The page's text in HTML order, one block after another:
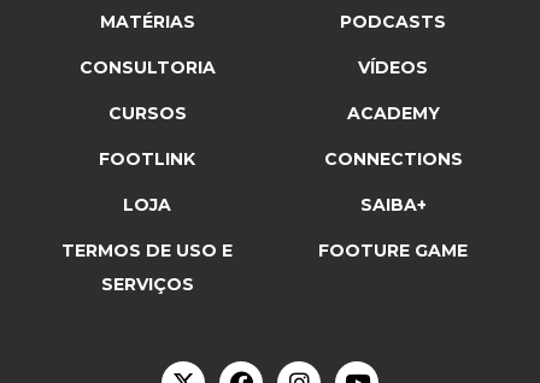
MATÉRIAS PODCASTS
CONSULTORIA VÍDEOS
CURSOS ACADEMY
FOOTLINK CONNECTIONS
LOJA SAIBA+
TERMOS DE USO E
SERVIÇOS
FOOTURE GAME